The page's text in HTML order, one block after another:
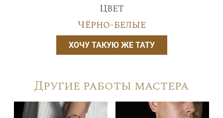
Цвет
Чёрно-белые
ХОЧУ ТАКУЮ ЖЕ ТАТУ
Другие работы мастера